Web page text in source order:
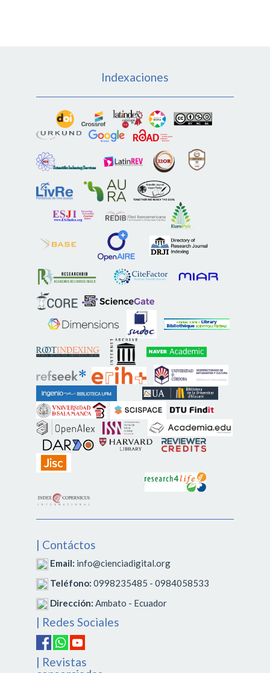
Indexaciones
| Contáctos
Email: info@cienciadigital.org
Teléfono: 0998235485 - 0984058533
Dirección: Ambato - Ecuador
| Redes Sociales
| Revistas